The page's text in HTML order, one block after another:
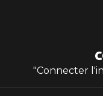
"Connecter